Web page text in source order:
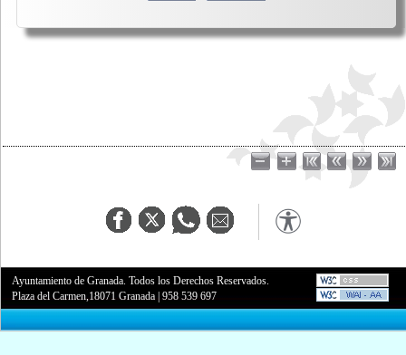
Ayuntamiento de Granada. Todos los Derechos Reservados.
Plaza del Carmen,18071 Granada |958 539 697